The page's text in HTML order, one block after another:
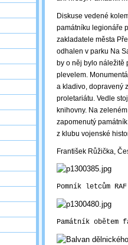
Diskuse vedené
památníku legionáře
zakladatele města
odhalen v parku Na
by o něj bylo náležitě
plevelem.
a kladivo, dopravený
proletariátu. Vedle
knihovny. Na
zapomenutý
z klubu vojenské
František Růžička,
Pomník letcům RAF
Památník obětem